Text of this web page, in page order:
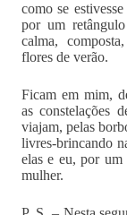
como se
por um
calma,
flores de verão.
Ficam em mim,
as constelações
viajam, pelas
livres-brincando
elas e eu, por
mulher.